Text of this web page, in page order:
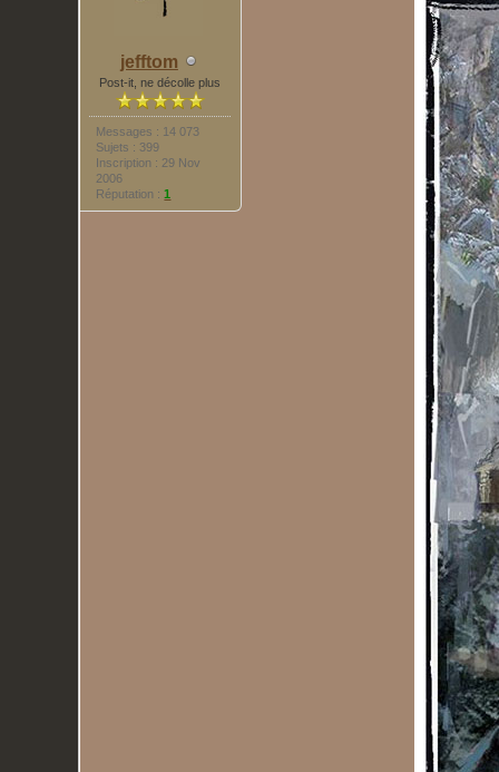
jefftom
Post-it, ne décolle plus
Messages : 14 073
Sujets : 399
Inscription : 29 Nov
2006
Réputation :1